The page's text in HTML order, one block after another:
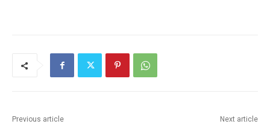
Previous article Next article